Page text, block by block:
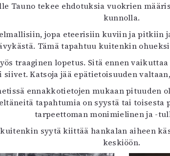
Tauno tekee ehdotuksia vuokrien
kunnolla.
jopa eteerisiin kuviin ja pitkiin
Tämä tapahtuu kuitenkin
traaginen lopetus. Sitä ennen
Katsoja jää epätietoisuuden
ennakkotietojen mukaan
tapahtumia on syystä tai
tarpeettoman monimielinen ja -
syytä kiittää hankalan aiheen
keskiöön.